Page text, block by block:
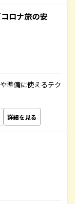
ロナ旅の安
準備に使えるテク
詳細を見る